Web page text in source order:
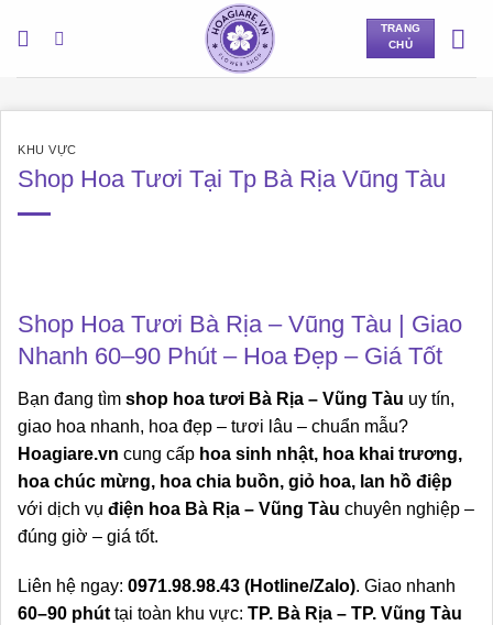
TRANG
CHỦ
KHU VỰC
Shop Hoa Tươi Tại Tp Bà Rịa Vũng Tàu
Shop Hoa Tươi Bà Rịa – Vũng Tàu | Giao
Nhanh 60–90 Phút – Hoa Đẹp – Giá Tốt
Bạn đang tìm shop hoa tươi Bà Rịa – Vũng Tàu uy tín,
giao hoa nhanh, hoa đẹp – tươi lâu – chuẩn mẫu?
Hoagiare.vn cung cấp hoa sinh nhật, hoa khai trương,
hoa chúc mừng, hoa chia buồn, giỏ hoa, lan hồ điệp
với dịch vụ điện hoa Bà Rịa – Vũng Tàu chuyên nghiệp –
đúng giờ – giá tốt.
Liên hệ ngay: 0971.98.98.43 (Hotline/Zalo). Giao nhanh
60–90 phút tại toàn khu vực: TP. Bà Rịa – TP. Vũng Tàu